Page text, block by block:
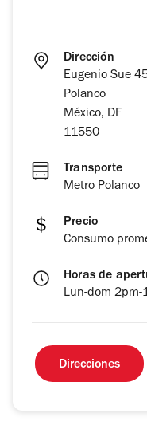
Dirección
Eugenio Sue
Polanco
México, DF
11550
Transporte
Metro Polanco
Precio
Consumo
Horas de
Lun-dom 2pm-
Direcciones